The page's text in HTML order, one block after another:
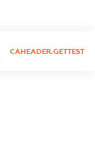
CAHEADER.GETTEST